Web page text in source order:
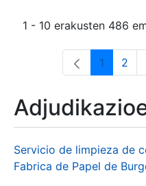
1 - 10 erakusten 486
1 2
Servicio de limpieza de
Fabrica de Papel de